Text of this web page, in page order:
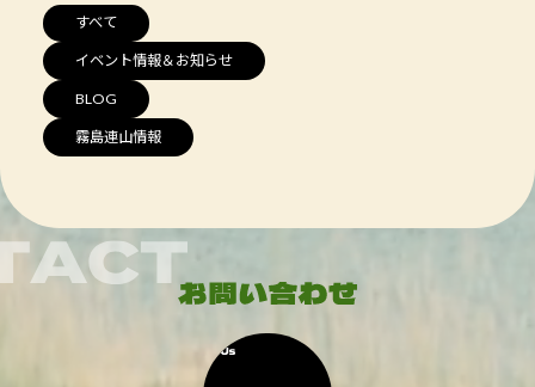
すべて
イベント情報＆お知らせ
BLOG
霧島連山情報